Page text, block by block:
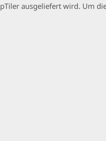
ausgeliefert wird. Um